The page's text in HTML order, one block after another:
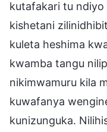
kutafakari tu ndiyo
kishetani
kuleta heshima
kwamba tangu
nikimwamuru kila
kuwafanya
kunizunguka.